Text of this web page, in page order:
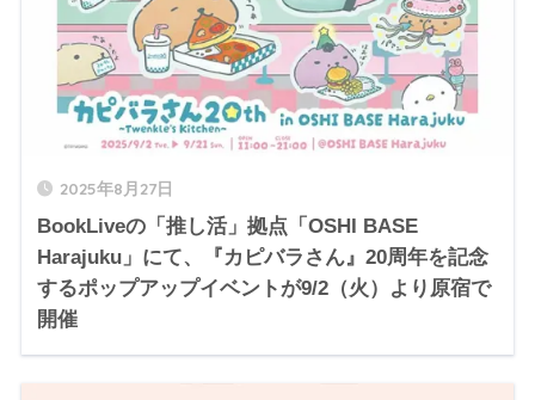
2025年8月27日
BookLiveの「推し活」拠点「OSHI BASE
Harajuku」にて、『カピバラさん』20周年を記念
するポップアップイベントが9/2（火）より原宿で
開催